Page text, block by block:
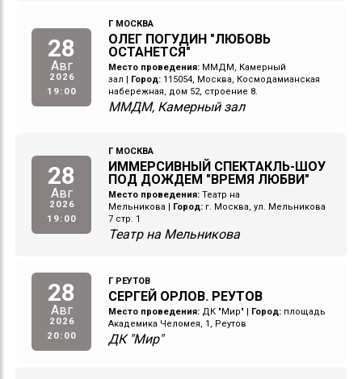
28
Авг
2026
19:00
Г МОСКВА
ОЛЕГ ПОГУДИН "ЛЮБОВЬ
ОСТАНЕТСЯ"
Место проведения: ММДМ, Камерный
зал
Город: 115054, Москва, Космодамианская
набережная, дом 52, строение 8.
ММДМ, Камерный зал
28
Авг
2026
19:00
Г МОСКВА
ИММЕРСИВНЫЙ СПЕКТАКЛЬ-ШОУ
ПОД ДОЖДЕМ "ВРЕМЯ ЛЮБВИ"
Место проведения: Театр на
Мельникова
Город: г. Москва, ул. Мельникова
7 стр. 1
Театр на Мельникова
28
Авг
2026
20:00
Г РЕУТОВ
СЕРГЕЙ ОРЛОВ. РЕУТОВ
Место проведения: ДК "Мир" | Город: площадь
Академика Челомея, 1, Реутов
ДК "Мир"